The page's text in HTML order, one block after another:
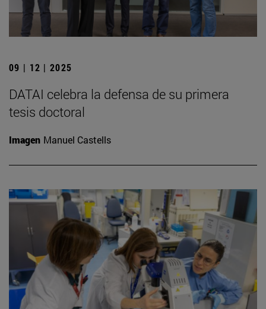
09 | 12 | 2025
DATAI celebra la defensa de su primera
tesis doctoral
Imagen Manuel Castells